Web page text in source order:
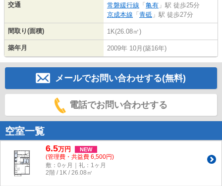
交通
常磐緩行線 「亀有 」駅 徒歩25分
京成本線 「青砥 」駅 徒歩27分
間取り(面積) 1K(26.08㎡)
築年月 2009年 10月(築16年)
メールでお問い合わせする(無料)
電話でお問い合わせする
空室一覧
6.5万円 NEW
(管理費・共益費 6,500円)
敷：0ヶ月｜礼：1ヶ月
2階 / 1K / 26.08㎡